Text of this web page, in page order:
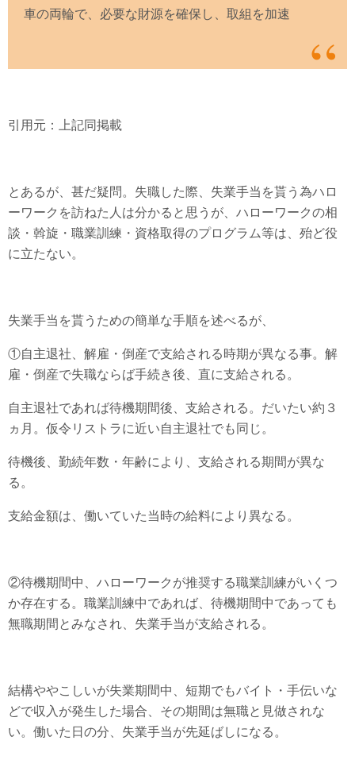
車の両輪で、必要な財源を確保し、取組を加速
引用元：上記同掲載
とあるが、甚だ疑問。失職した際、失業手当を貰う為ハロ
ーワークを訪ねた人は分かると思うが、ハローワークの相
談・斡旋・職業訓練・資格取得のプログラム等は、殆ど役
に立たない。
失業手当を貰うための簡単な手順を述べるが、
①自主退社、解雇・倒産で支給される時期が異なる事。解
雇・倒産で失職ならば手続き後、直に支給される。
自主退社であれば待機期間後、支給される。だいたい約３
ヵ月。仮令リストラに近い自主退社でも同じ。
待機後、勤続年数・年齢により、支給される期間が異な
る。
支給金額は、働いていた当時の給料により異なる。
②待機期間中、ハローワークが推奨する職業訓練がいくつ
か存在する。職業訓練中であれば、待機期間中であっても
無職期間とみなされ、失業手当が支給される。
結構ややこしいが失業期間中、短期でもバイト・手伝いな
どで収入が発生した場合、その期間は無職と見做されな
い。働いた日の分、失業手当が先延ばしになる。